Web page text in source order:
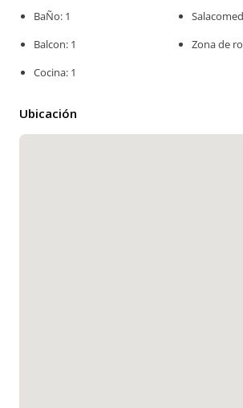
BaÑo: 1
Balcon: 1
Cocina: 1
Zona de
Ubicación